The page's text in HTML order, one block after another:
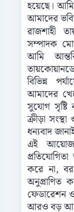
হয়েছে। আমি
আমাদের
রাজশাহী
সম্পাদক
আমি
বিভিন্ন
আমাদের
সুযোগ সৃষ্টি
ক্রীড়া
ধন্যবাদ
এই
করে না,
অনুপ্রাণিত
ফেডারেশন
আরও বড়